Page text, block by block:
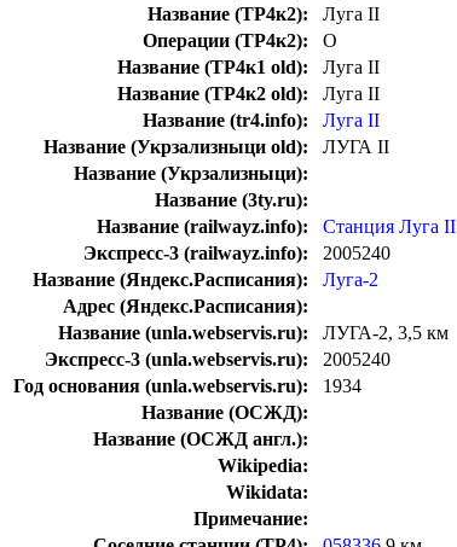
Название (ТР4к2):
Луга II
Операции (ТР4к2):
О
Название (ТР4к1 old):
Луга II
Название (ТР4к2 old):
Луга II
Название (tr4.info):
Луга II
Название (Укрзализныци old):
ЛУГА II
Название (Укрзализныци):
Название (3ty.ru):
Название (railwayz.info):
Станция Луга II
Экспресс-3 (railwayz.info):
2005240
Название (Яндекс.Расписания):
Луга-2
Адрес (Яндекс.Расписания):
Название (unla.webservis.ru):
ЛУГА-2, 3,5 км
Экспресс-3 (unla.webservis.ru):
2005240
Год основания (unla.webservis.ru):
1934
Название (ОСЖД):
Название (ОСЖД англ.):
Wikipedia:
Wikidata:
Примечание: